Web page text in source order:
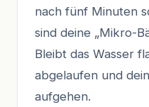
nach fünf Minuten
sind deine „Mikro-
Bleibt das Wasser
abgelaufen und
aufgehen.